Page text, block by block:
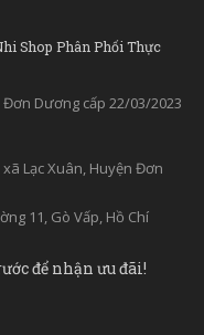
Shop Phân Phối Thực
Đơn Dương cấp 22/03/2023
Lạc Xuân, Huyện Đơn
11, Gò Vấp, Hồ Chí
để nhận ưu đãi!